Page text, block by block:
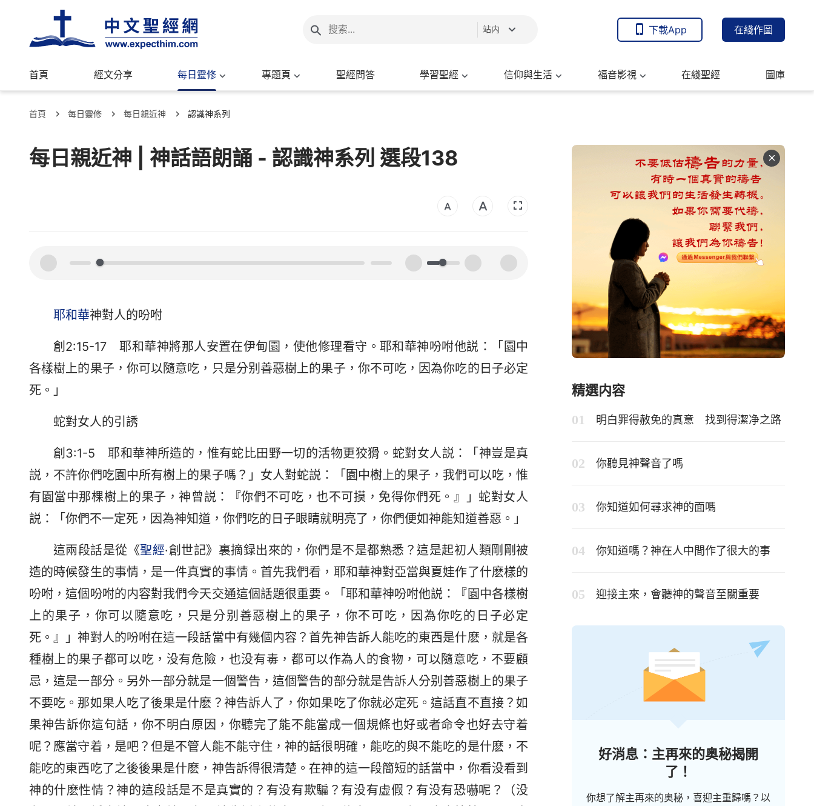
站内 下載App 在綫作圖
首頁 經文分享 每日靈修 專題頁 聖經問答 學習聖經 信仰與生活 福音影視 在綫聖經 圖庫
首頁 每日靈修 每日親近神 認識神系列
每日親近神 | 神話語朗誦 - 認識神系列 選段138
00:00 00:00
耶和華神對人的吩咐
創2:15-17 耶和華神將那人安置在伊甸園，使他修理看守。耶和華神吩咐他説：「園中
各樣樹上的果子，你可以隨意吃，只是分别善惡樹上的果子，你不可吃，因為你吃的日子必定
死。」
蛇對女人的引誘
創3:1-5 耶和華神所造的，惟有蛇比田野一切的活物更狡猾。蛇對女人説：「神豈是真
説，不許你們吃園中所有樹上的果子嗎？」女人對蛇説：「園中樹上的果子，我們可以吃，惟
有園當中那棵樹上的果子，神曾説：『你們不可吃，也不可摸，免得你們死。』」蛇對女人
説：「你們不一定死，因為神知道，你們吃的日子眼睛就明亮了，你們便如神能知道善惡。」
這兩段話是從《聖經·創世記》裏摘録出來的，你們是不是都熟悉？這是起初人類剛剛被
造的時候發生的事情，是一件真實的事情。首先我們看，耶和華神對亞當與夏娃作了什麽樣的
吩咐，這個吩咐的内容對我們今天交通這個話題很重要。「耶和華神吩咐他説：『園中各樣樹
上的果子，你可以隨意吃，只是分别善惡樹上的果子，你不可吃，因為你吃的日子必定
死。』」神對人的吩咐在這一段話當中有幾個内容？首先神告訴人能吃的東西是什麽，就是各
種樹上的果子都可以吃，没有危險，也没有毒，都可以作為人的食物，可以隨意吃，不要顧
忌，這是一部分。另外一部分就是一個警告，這個警告的部分就是告訴人分别善惡樹上的果子
不要吃。那如果人吃了後果是什麽？神告訴人了，你如果吃了你就必定死。這話直不直接？如
果神告訴你這句話，你不明白原因，你聽完了能不能當成一個規條也好或者命令也好去守着
呢？應當守着，是吧？但是不管人能不能守住，神的話很明確，能吃的與不能吃的是什麽，不
能吃的東西吃了之後後果是什麽，神告訴得很清楚。在神的這一段簡短的話當中，你看没看到
神的什麽性情？神的這段話是不是真實的？有没有欺騙？有没有虚假？有没有恐嚇呢？（没
精選内容
明白罪得赦免的真意 找到得潔净之路
你聽見神聲音了嗎
你知道如何尋求神的面嗎
你知道嗎？神在人中間作了很大的事
迎接主來，會聽神的聲音至關重要
好消息：主再來的奥秘揭開
了！
你想了解主再來的奥秘，喜迎主重歸嗎？以